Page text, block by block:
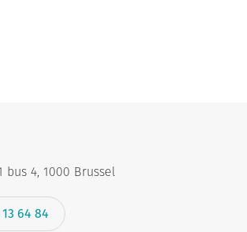
bus 4, 1000 Brussel
64 84